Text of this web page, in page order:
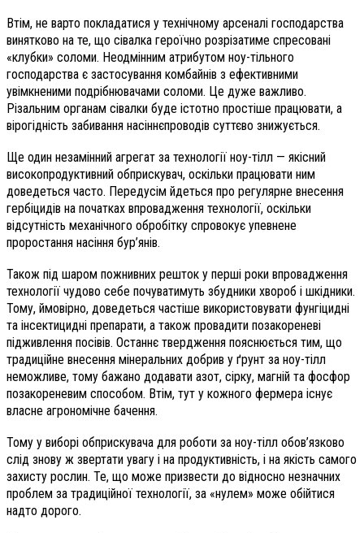
Втім, не варто покладатися у технічному арсеналі господарства
винятково на те, що сівалка героїчно розрізатиме спресовані
«клубки» соломи. Неодмінним атрибутом ноу-тільного
господарства є застосування комбайнів з ефективними
увімкненими подрібнювачами соломи. Це дуже важливо.
Різальним органам сівалки буде істотно простіше працювати, а
вірогідність забивання насіннєпроводів суттєво знижується.
Ще один незамінний агрегат за технології ноу-тілл — якісний
високопродуктивний обприскувач, оскільки працювати ним
доведеться часто. Передусім йдеться про регулярне внесення
гербіцидів на початках впровадження технології, оскільки
відсутність механічного обробітку спровокує упевнене
проростання насіння бур’янів.
Також під шаром пожнивних решток у перші роки впровадження
технології чудово себе почуватимуть збудники хвороб і шкідники.
Тому, ймовірно, доведеться частіше використовувати фунгіцидні
та інсектицидні препарати, а також провадити позакореневі
підживлення посівів. Останнє твердження пояснюється тим, що
традиційне внесення мінеральних добрив у ґрунт за ноу-тілл
неможливе, тому бажано додавати азот, сірку, магній та фосфор
позакореневим способом. Втім, тут у кожного фермера існує
власне агрономічне бачення.
Тому у виборі обприскувача для роботи за ноу-тілл обов’язково
слід знову ж звертати увагу і на продуктивність, і на якість самого
захисту рослин. Те, що може призвести до відносно незначних
проблем за традиційної технології, за «нулем» може обійтися
надто дорого.